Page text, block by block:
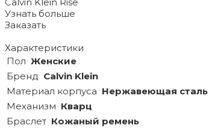
Узнать больше
Заказать
Характеристики
Пол Женские
Бренд Calvin Klein
Материал корпуса Нержавеющая сталь
Механизм Кварц
Браслет Кожаный ремень